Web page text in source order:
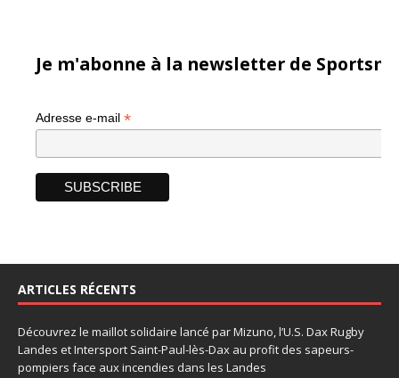
Je m'abonne à la newsletter de
Adresse e-mail *
ARTICLES RÉCENTS
Découvrez le maillot solidaire lancé par Mizuno, l’U.S. Dax Rugby
Landes et Intersport Saint-Paul-lès-Dax au profit des sapeurs-
pompiers face aux incendies dans les Landes